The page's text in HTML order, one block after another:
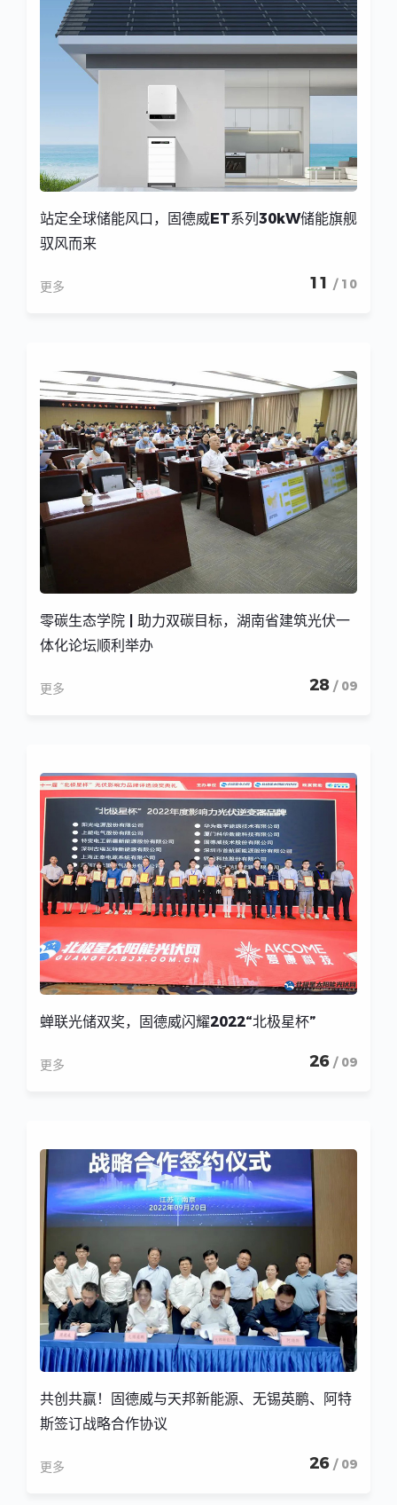
站定全球储能风口，固德威ET系列30kW储能旗舰
驭风而来
更多 11 / 10
零碳生态学院 | 助力双碳目标，湖南省建筑光伏一
体化论坛顺利举办
更多 28 / 09
蝉联光储双奖，固德威闪耀2022“北极星杯”
更多 26 / 09
共创共赢！固德威与天邦新能源、无锡英鹏、阿特
斯签订战略合作协议
更多 26 / 09